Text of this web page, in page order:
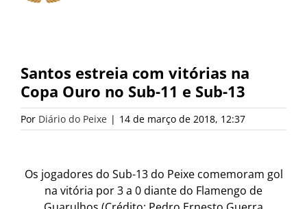
Santos estreia com vitórias na
Copa Ouro no Sub-11 e Sub-13
Por Diário do Peixe | 14 de março de 2018, 12:37
Os jogadores do Sub-13 do Peixe comemoram gol
na vitória por 3 a 0 diante do Flamengo de